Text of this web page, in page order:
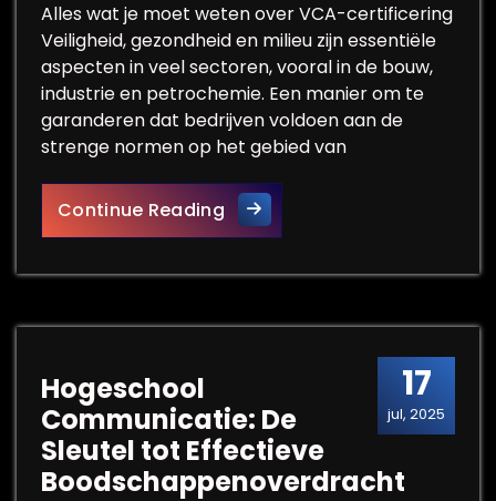
Alles wat je moet weten over VCA-certificering
Veiligheid, gezondheid en milieu zijn essentiële
aspecten in veel sectoren, vooral in de bouw,
industrie en petrochemie. Een manier om te
garanderen dat bedrijven voldoen aan de
strenge normen op het gebied van
Continue ReadingAlles over VCA
17
jul, 2025
Hogeschool
Communicatie: De
Sleutel tot Effectieve
Boodschappenoverdracht